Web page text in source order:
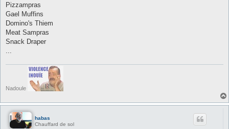
Pizzampras
Gael Muffins
Domino's Thiem
Meat Sampras
Snack Draper
Nadoule
habas
Chauffard de sol